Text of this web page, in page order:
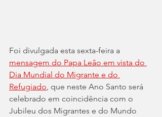
Foi divulgada esta sexta-feira a
mensagem do Papa Leão em vista do
Dia Mundial do Migrante e do
Refugiado, que neste Ano Santo será
celebrado em coincidência com o
Jubileu dos Migrantes e do Mundo